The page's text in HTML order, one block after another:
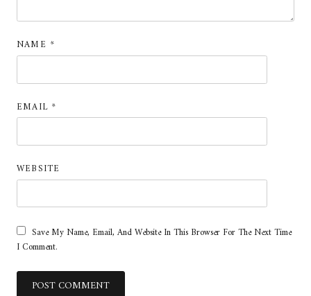
NAME *
EMAIL *
WEBSITE
Save My Name, Email, And Website In This Browser For The Next Time
I Comment.